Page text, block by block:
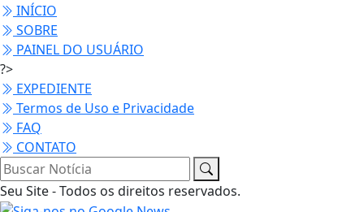
INÍCIO
SOBRE
PAINEL DO USUÁRIO
?>
EXPEDIENTE
Termos de Uso e Privacidade
FAQ
CONTATO
Seu Site - Todos os direitos reservados.